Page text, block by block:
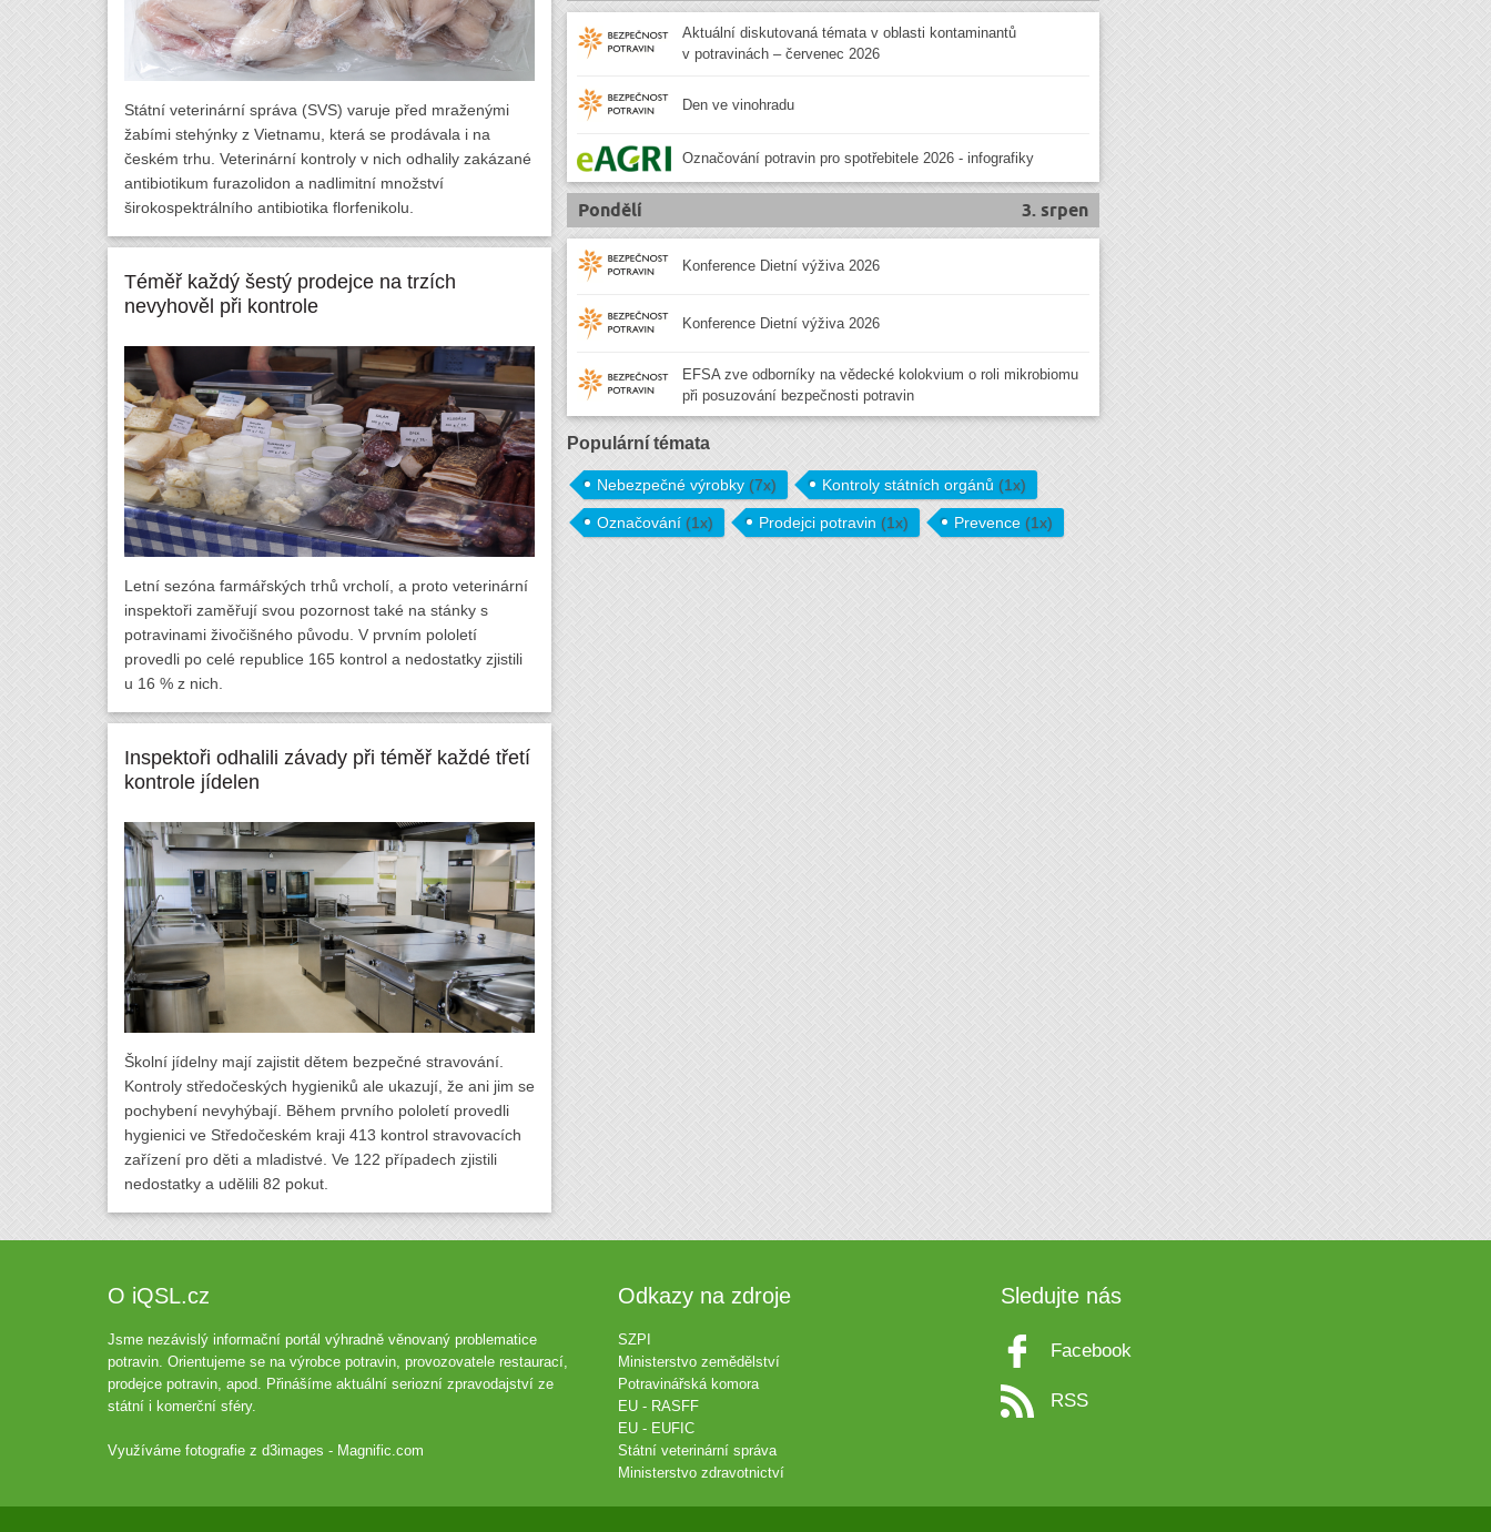
Státní veterinární správa (SVS) varuje před mraženými
žabími stehýnky z Vietnamu, která se prodávala i na
českém trhu. Veterinární kontroly v nich odhalily zakázané
antibiotikum furazolidon a nadlimitní množství
širokospektrálního antibiotika florfenikolu.
Téměř každý šestý prodejce na trzích
nevyhověl při kontrole
Letní sezóna farmářských trhů vrcholí, a proto veterinární
inspektoři zaměřují svou pozornost také na stánky s
potravinami živočišného původu. V prvním pololetí
provedli po celé republice 165 kontrol a nedostatky zjistili
u 16 % z nich.
Inspektoři odhalili závady při téměř každé třetí
kontrole jídelen
Školní jídelny mají zajistit dětem bezpečné stravování.
Kontroly středočeských hygieniků ale ukazují, že ani jim se
pochybení nevyhýbají. Během prvního pololetí provedli
hygienici ve Středočeském kraji 413 kontrol stravovacích
zařízení pro děti a mladistvé. Ve 122 případech zjistili
nedostatky a udělili 82 pokut.
Aktuální diskutovaná témata v oblasti kontaminantů
v potravinách – červenec 2026
Den ve vinohradu
Označování potravin pro spotřebitele 2026 - infografiky
3. srpen
Pondělí
Konference Dietní výživa 2026
Konference Dietní výživa 2026
EFSA zve odborníky na vědecké kolokvium o roli mikrobiomu
při posuzování bezpečnosti potravin
Populární témata
Nebezpečné výrobky (7x) Kontroly státních orgánů (1x)
Označování (1x) Prodejci potravin (1x) Prevence (1x)
O iQSL.cz
Jsme nezávislý informační portál výhradně věnovaný problematice
potravin. Orientujeme se na výrobce potravin, provozovatele restaurací,
prodejce potravin, apod. Přinášíme aktuální seriozní zpravodajství ze
státní i komerční sféry.
Využíváme fotografie z d3images - Magnific.com
Odkazy na zdroje
SZPI
Ministerstvo zemědělství
Potravinářská komora
EU - RASFF
EU - EUFIC
Státní veterinární správa
Ministerstvo zdravotnictví
Sledujte nás
Facebook
RSS